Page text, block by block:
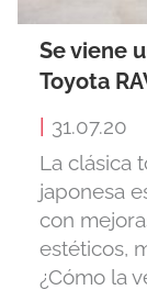
Se viene
Toyota
31.07.20
La clásica
japonesa
con
estéticos,
¿Cómo la